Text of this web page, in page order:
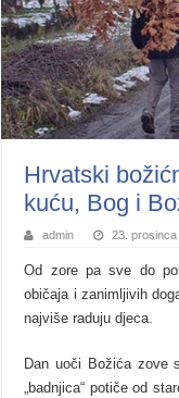
Hrvatski
kuću, Bog i
admin 23. prosinca
Od zore pa sve do
običaja i zanimljivih
najviše raduju djeca.
Dan uoči Božića zove
„badnjica“ potiče od